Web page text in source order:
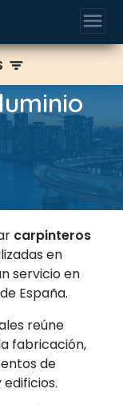
menu
carpinteros
en
servicio en
España.
reúne
fabricación,
de
filter_list